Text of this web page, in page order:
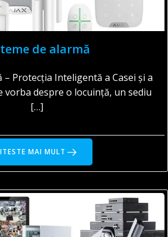
de alarmă
– Protecția Inteligentă a Casei și a
vorba despre o locuință, un sediu
[…]
MAI MULT